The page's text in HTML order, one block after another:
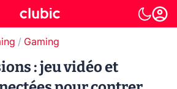
Gaming
: jeu vidéo et